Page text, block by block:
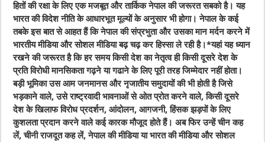
हितों की रक्षा के लिए एक मजबूत और तार्किक नेपाल की जरूरत सबको है। यह
भारत की विदेश नीति के आधारभूत मूल्यों के अनुसार भी होगा। नेपाल के कई
तबके इस बात से आहत हैं कि नेपाल की संप्रभुता और उसका मान मर्दन करने में
भारतीय मीडिया और सोशल मीडिया बढ़ चढ़ कर हिस्सा ले रही है।*यहां यह ध्यान
रखने की जरूरत है कि हर समय किसी देश का नेतृत्व ही किसी दूसरे देश के
प्रति विरोधी मानसिकता गढ़ने या गढाने के लिए पूरी तरह जिम्मेदार नहीं होता।
बड़ी भूमिका उस आम जनमानस और नृजातीय समुदायों की भी होती है जिसे
भड़काने वाले, उसे राष्ट्रवादी भावनाओं से ओत प्रोत करने वाले, किसी दूसरे
देश के खिलाफ विरोध प्रदर्शन, आंदोलन, आगजनी, हिंसक झड़पों के लिए
कुशलता प्रदान करने वाले कई कारक मौजूद होते हैं। अब फिर उन्हें चीन कह
लें, चीनी राजदूत कह लें, नेपाल की मीडिया या भारत की मीडिया और सोशल